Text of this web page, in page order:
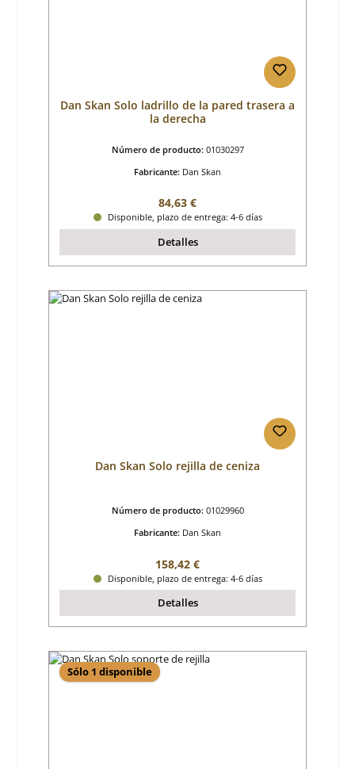
Dan Skan Solo ladrillo de la pared trasera a
la derecha
Número de producto: 01030297
Fabricante: Dan Skan
Precio normal:
84,63 €
Disponible, plazo de entrega: 4-6 días
Detalles
Dan Skan Solo rejilla de ceniza
Número de producto: 01029960
Fabricante: Dan Skan
Precio normal:
158,42 €
Disponible, plazo de entrega: 4-6 días
Detalles
Sólo 1 disponible